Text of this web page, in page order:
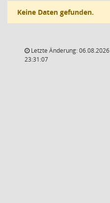
Keine Daten gefunden.
Letzte Änderung: 06.08.2026
23:31:07